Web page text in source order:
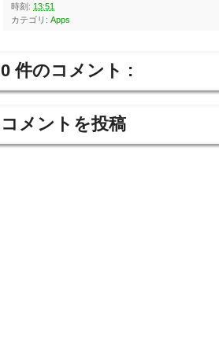
時刻: 13:51
カテゴリ: Apps
0 件のコメント :
コメントを投稿